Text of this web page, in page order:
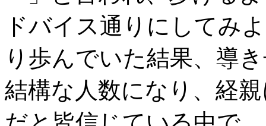
ドバイス通りにしてみ
り歩んでいた結果、導
結構な人数になり、経